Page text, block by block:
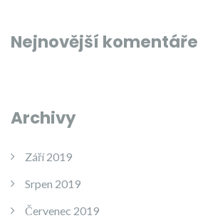
Nejnovější komentáře
Archivy
Září 2019
Srpen 2019
Červenec 2019